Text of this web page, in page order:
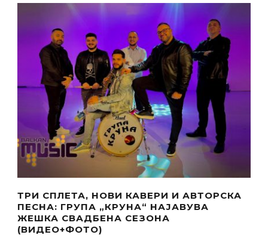
ТРИ СПЛЕТА, НОВИ КАВЕРИ И АВТОРСКА
ПЕСНА: ГРУПА „КРУНА“ НАЈАВУВА
ЖЕШКА СВАДБЕНА СЕЗОНА
(ВИДЕО+ФОТО)